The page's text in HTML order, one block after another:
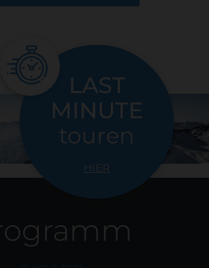
LAST
MINUTE
touren
HIER